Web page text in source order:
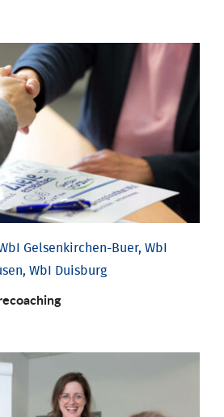
Gelsenkirchen-Buer, WbI
WbI Duisburg